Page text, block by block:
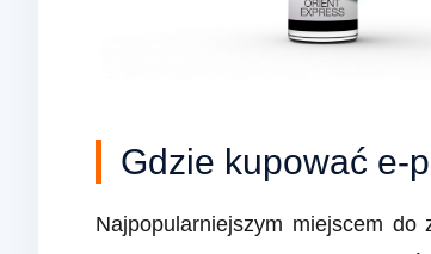
Gdzie kupować e-
Najpopularniejszym miejscem